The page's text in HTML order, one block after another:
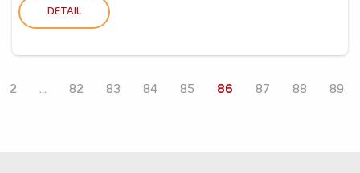
DETAIL
2 ... 82 83 84 85 86 87 88 89